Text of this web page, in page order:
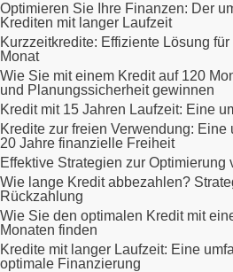
Optimieren Sie Ihre Finanzen: Der
Krediten mit langer Laufzeit
Kurzzeitkredite: Effiziente Lösung
Monat
Wie Sie mit einem Kredit auf 120
und Planungssicherheit gewinnen
Kredit mit 15 Jahren Laufzeit: Eine
Kredite zur freien Verwendung:
20 Jahre finanzielle Freiheit
Effektive Strategien zur Optimierung
Wie lange Kredit abbezahlen?
Rückzahlung
Wie Sie den optimalen Kredit mit
Monaten finden
Kredite mit langer Laufzeit: Eine
optimale Finanzierung